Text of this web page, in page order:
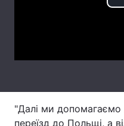
"Далі ми допомагаємо
переїзд до Польщі, а